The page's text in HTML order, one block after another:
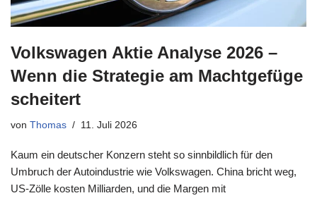
Volkswagen Aktie Analyse 2026 –
Wenn die Strategie am Machtgefüge
scheitert
von Thomas 11. Juli 2026
Kaum ein deutscher Konzern steht so sinnbildlich für den
Umbruch der Autoindustrie wie Volkswagen. China bricht weg,
US-Zölle kosten Milliarden, und die Margen mit